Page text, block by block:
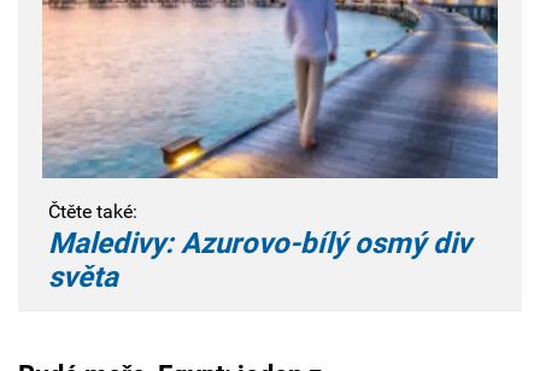
Čtěte také:
Maledivy: Azurovo-bílý osmý div
světa